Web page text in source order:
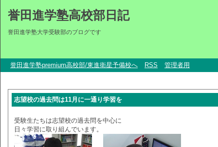
誉田進学塾高校部日記
誉田進学塾大学受験部のブログです
誉田進学塾premium高校部/東進衛星予備校へ RSS 管理者用
志望校の過去問は11月に一通り学習を
受験生たちは志望校の過去問を中心に
日々学習に取り組んでいます。